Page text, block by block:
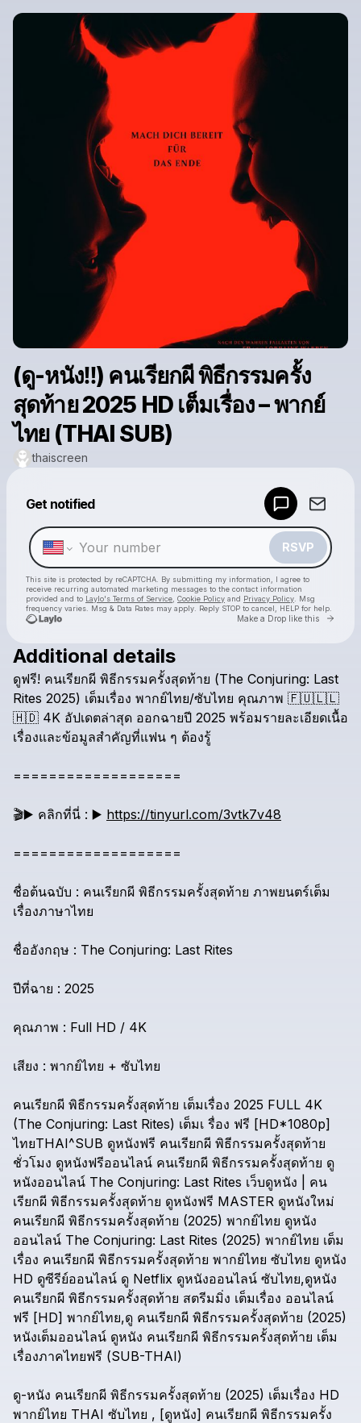
(ดู-หนัง‼️) คนเรียกผี พิธีกรรมครั้ง
สุดท้าย 2025 HD เต็มเรื่อง – พากย์
ไทย (THAI SUB)
thaiscreen
Get notified
RSVP
This site is protected by reCAPTCHA. By submitting my information, I agree to
receive recurring automated marketing messages to the contact information
provided and to Laylo's Terms of Service Cookie Policy and Privacy Policy . Msg
frequency varies. Msg & Data Rates may apply. Reply STOP to cancel, HELP for help.
Make a Drop like this Go
thaiscreen
Check your texts
Additional details
ดูฟรี! คนเรียกผี พิธีกรรมครั้งสุดท้าย (The Conjuring: Last
Rites 2025) เต็มเรื่อง พากย์ไทย/ซับไทย คุณภาพ ​🇫​​🇺​​🇱​​🇱​
🇭​​🇩​ 4K อัปเดตล่าสุด ออกฉายปี 2025 พร้อมรายละเอียดเนื้อ
เรื่องและข้อมูลสำคัญที่แฟน ๆ ต้องรู้
===================
🎬️▶️ คลิกที่นี่ : ▶️ https://tinyurl.com/3vtk7v48
===================
ชื่อต้นฉบับ : คนเรียกผี พิธีกรรมครั้งสุดท้าย ภาพยนตร์เต็ม
เรื่องภาษาไทย
ชื่ออังกฤษ : The Conjuring: Last Rites
ปีที่ฉาย : 2025
คุณภาพ : Full HD / 4K
เสียง : พากย์ไทย + ซับไทย
คนเรียกผี พิธีกรรมครั้งสุดท้าย เต็มเรื่อง 2025 FULL 4K
(The Conjuring: Last Rites) เต็มเ รื่อง ฟรี [HD*1080p]
ไทยTHAI^SUB ดูหนังฟรี คนเรียกผี พิธีกรรมครั้งสุดท้าย
ชั่วโมง ดูหนังฟรีออนไลน์ คนเรียกผี พิธีกรรมครั้งสุดท้าย ดู
หนังออนไลน์ The Conjuring: Last Rites เว็บดูหนัง
คน
เรียกผี พิธีกรรมครั้งสุดท้าย ดูหนังฟรี MASTER ดูหนังใหม่
คนเรียกผี พิธีกรรมครั้งสุดท้าย (2025) พากย์ไทย ดูหนัง
ออนไลน์ The Conjuring: Last Rites (2025) พากย์ไทย เต็ม
เรื่อง คนเรียกผี พิธีกรรมครั้งสุดท้าย พากย์ไทย ซับไทย ดูหนัง
HD ดูซีรีย์ออนไลน์ ดู Netflix ดูหนังออนไลน์ ซับไทย,ดูหนัง
คนเรียกผี พิธีกรรมครั้งสุดท้าย สตรีมมิ่ง เต็มเรื่อง ออนไลน์
ฟรี [HD] พากย์ไทย,ดู คนเรียกผี พิธีกรรมครั้งสุดท้าย (2025)
หนังเต็มออนไลน์ ดูหนัง คนเรียกผี พิธีกรรมครั้งสุดท้าย เต็ม
เรื่องภาคไทยฟรี (SUB-THAI)
ดู-หนัง คนเรียกผี พิธีกรรมครั้งสุดท้าย (2025) เต็มเรื่อง HD
พากย์ไทย THAI ซับไทย , [ดูหนัง] คนเรียกผี พิธีกรรมครั้ง